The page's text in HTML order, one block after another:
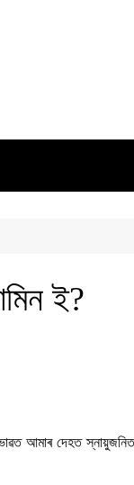
ই?
আমাৰ দেহত